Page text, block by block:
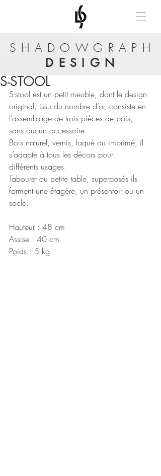
SHADOWGRAPH
DESIGN
S-STOOL
S-stool est un petit meuble, dont le design
original, issu du nombre d’or, consiste en
l’assemblage de trois pièces de bois,
sans aucun accessoire.
Bois naturel, vernis, laqué ou imprimé, il
s’adapte à tous les décors pour
différents usages.
Tabouret ou petite table, superposés ils
forment une étagère, un présentoir ou un
socle.
Hauteur : 48 cm
Assise : 40 cm
Poids : 5 kg